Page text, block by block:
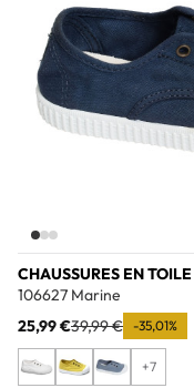
CHAUSSURES EN
106627 Marine
25,99 €39,99 € -35,01%
+7